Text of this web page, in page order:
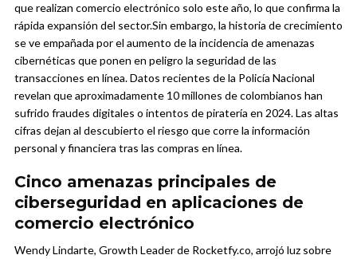
que realizan comercio electrónico solo este año, lo que confirma la
rápida expansión del sector.Sin embargo, la historia de crecimiento
se ve empañada por el aumento de la incidencia de amenazas
cibernéticas que ponen en peligro la seguridad de las
transacciones en línea. Datos recientes de la Policía Nacional
revelan que aproximadamente 10 millones de colombianos han
sufrido fraudes digitales o intentos de piratería en 2024. Las altas
cifras dejan al descubierto el riesgo que corre la información
personal y financiera tras las compras en línea.
Cinco amenazas principales de
ciberseguridad en aplicaciones de
comercio electrónico
Wendy Lindarte, Growth Leader de Rocketfy.co, arrojó luz sobre